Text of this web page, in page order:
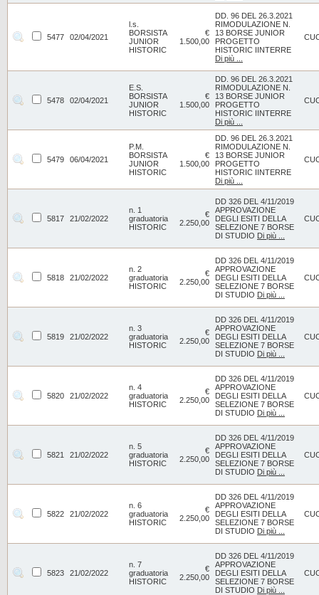
5477 02/04/2021
l.s.
BORSISTA
JUNIOR
HISTORIC
€
1.500,00
DD. 96 DEL 26.3.2021
RIMODULAZIONE N.
13 BORSE JUNIOR
PROGETTO
HISTORIC IINTERRE
Di più ...
5478 02/04/2021
E.S.
BORSISTA
JUNIOR
HISTORIC
€
1.500,00
DD. 96 DEL 26.3.2021
RIMODULAZIONE N.
13 BORSE JUNIOR
PROGETTO
HISTORIC IINTERRE
Di più ...
5479 06/04/2021
P.M.
BORSISTA
JUNIOR
HISTORIC
€
1.500,00
DD. 96 DEL 26.3.2021
RIMODULAZIONE N.
13 BORSE JUNIOR
PROGETTO
HISTORIC IINTERRE
Di più ...
5817 21/02/2022
n. 1
graduatoria
HISTORIC
€
2.250,00
DD 326 DEL 4/11/2019
APPROVAZIONE
DEGLI ESITI DELLA
SELEZIONE 7 BORSE
DI STUDIO Di più ...
5818 21/02/2022
n. 2
graduatoria
HISTORIC
€
2.250,00
DD 326 DEL 4/11/2019
APPROVAZIONE
DEGLI ESITI DELLA
SELEZIONE 7 BORSE
DI STUDIO Di più ...
5819 21/02/2022
n. 3
graduatoria
HISTORIC
€
2.250,00
DD 326 DEL 4/11/2019
APPROVAZIONE
DEGLI ESITI DELLA
SELEZIONE 7 BORSE
DI STUDIO Di più ...
5820 21/02/2022
n. 4
graduatoria
HISTORIC
€
2.250,00
DD 326 DEL 4/11/2019
APPROVAZIONE
DEGLI ESITI DELLA
SELEZIONE 7 BORSE
DI STUDIO Di più ...
5821 21/02/2022
n. 5
graduatoria
HISTORIC
€
2.250,00
DD 326 DEL 4/11/2019
APPROVAZIONE
DEGLI ESITI DELLA
SELEZIONE 7 BORSE
DI STUDIO Di più ...
5822 21/02/2022
n. 6
graduatoria
HISTORIC
€
2.250,00
DD 326 DEL 4/11/2019
APPROVAZIONE
DEGLI ESITI DELLA
SELEZIONE 7 BORSE
DI STUDIO Di più ...
5823 21/02/2022
n. 7
graduatoria
HISTORIC
€
2.250,00
DD 326 DEL 4/11/2019
APPROVAZIONE
DEGLI ESITI DELLA
SELEZIONE 7 BORSE
DI STUDIO Di più ...